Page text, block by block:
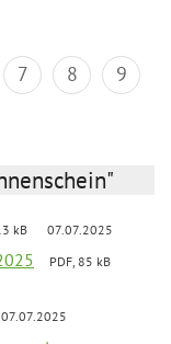
7 8
9
kB 07.07.2025
PDF, 85 kB
07.07.2025